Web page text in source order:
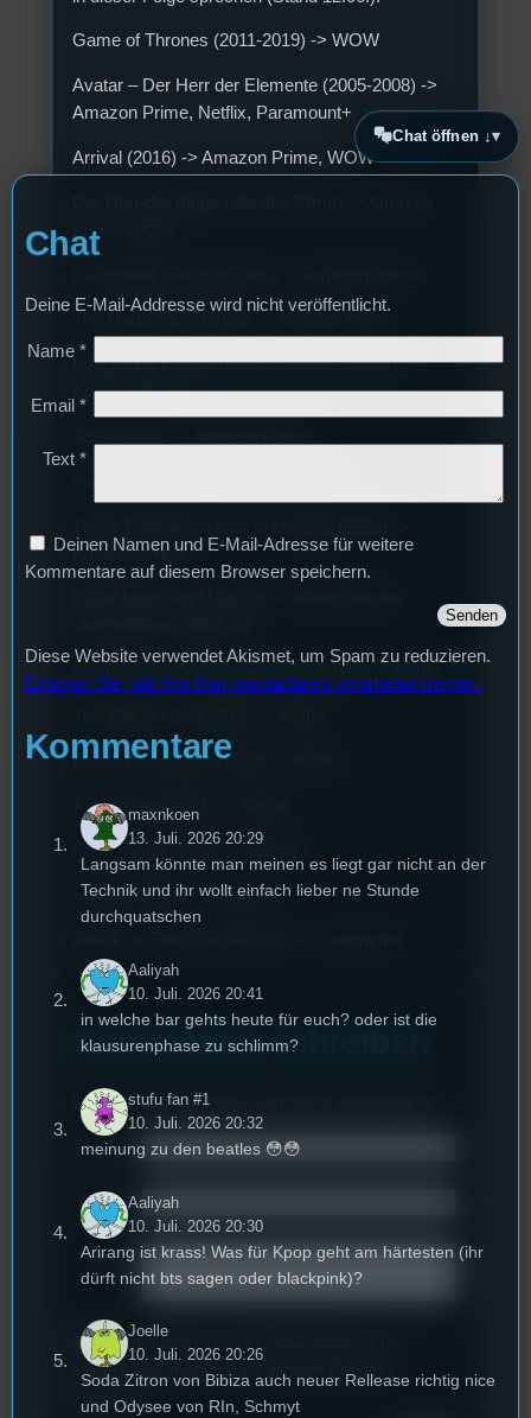
Game of Thrones (2011-2019) -> WOW
Avatar – Der Herr der Elemente (2005-2008) ->
Amazon Prime, Netflix, Paramount+
Arrival (2016) -> Amazon Prime, WOW
Prime, WOW
Everything Everywhere All at Once (2022) ->
Amazon Prime
Amazon Prime
Hur Buh, das Schlossgespenst (2006) -> Netflix
Blue Eye Samurai (2023) -> Netflix
Arcane (seit 2021) -> Netflix
Poor Things (2023) -> Disney+
Shogun (2024) -> Disney+
Kommentar schreiben
Deine E-Mail-Addresse wird nicht veröffentlicht.
Name*
Email*
Text*
Deinen Namen und E-Mail-Adresse für
weitere Kommentare auf diesem Browser
speichern.
Chat öffnen ↓
Chat
Deine E-Mail-Addresse wird nicht veröffentlicht.
Name *
Email *
Text *
Deinen Namen und E-Mail-Adresse für weitere
Kommentare auf diesem Browser speichern.
Diese Website verwendet Akismet, um Spam zu reduzieren.
Erfahren Sie, wie Ihre Kommentardaten verarbeitet werden.
Kommentare
maxnkoen
13. Juli. 2026 20:29
Langsam könnte man meinen es liegt gar nicht an der
Technik und ihr wollt einfach lieber ne Stunde
durchquatschen
Aaliyah
10. Juli. 2026 20:41
in welche bar gehts heute für euch? oder ist die
klausurenphase zu schlimm?
stufu fan #1
10. Juli. 2026 20:32
meinung zu den beatles 😳😳
Aaliyah
10. Juli. 2026 20:30
Arirang ist krass! Was für Kpop geht am härtesten (ihr
dürft nicht bts sagen oder blackpink)?
Joelle
10. Juli. 2026 20:26
Soda Zitron von Bibiza auch neuer Rellease richtig nice
und Odysee von RIn, Schmyt